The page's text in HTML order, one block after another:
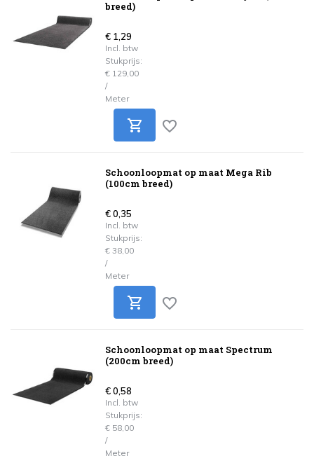
breed)
€ 1,29
Incl. btw
Stukprijs:
€ 129,00
/
Meter
Schoonloopmat op maat Mega Rib
(100cm breed)
€ 0,35
Incl. btw
Stukprijs:
€ 38,00
/
Meter
Schoonloopmat op maat Spectrum
(200cm breed)
€ 0,58
Incl. btw
Stukprijs:
€ 58,00
/
Meter